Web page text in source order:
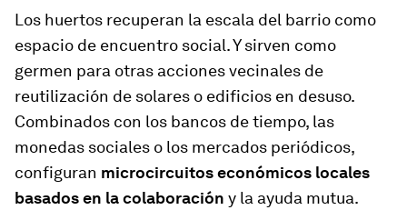
Los huertos recuperan la escala del barrio como
espacio de encuentro social. Y sirven como
germen para otras acciones vecinales de
reutilización de solares o edificios en desuso.
Combinados con los bancos de tiempo, las
monedas sociales o los mercados periódicos,
configuran microcircuitos económicos locales
basados en la colaboración y la ayuda mutua.